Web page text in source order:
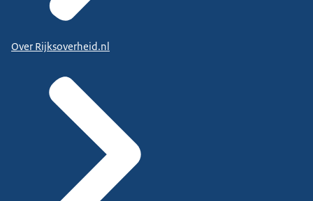
Over Rijksoverheid.nl